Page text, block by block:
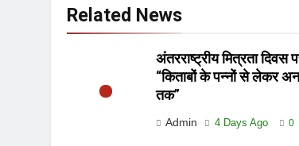
Related News
अंतरराष्ट्रीय मित्रता दिवस
“किताबों के पन्नों से लेकर
तक”
Admin 4 Days Ago 0